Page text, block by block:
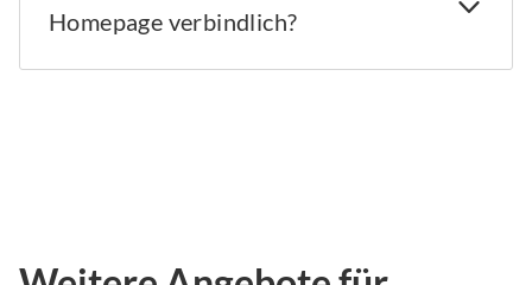
Homepage verbindlich?